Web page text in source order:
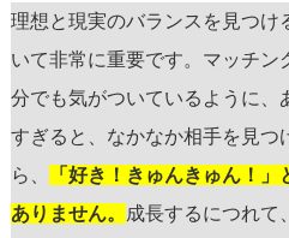
理想と現実のバランスを見つけ
いて非常に重要です。マッチン
分でも気がついているように、
すぎると、なかなか相手を見つ
ら、
「好き！きゅんきゅん！
ありません。
成長するにつれて